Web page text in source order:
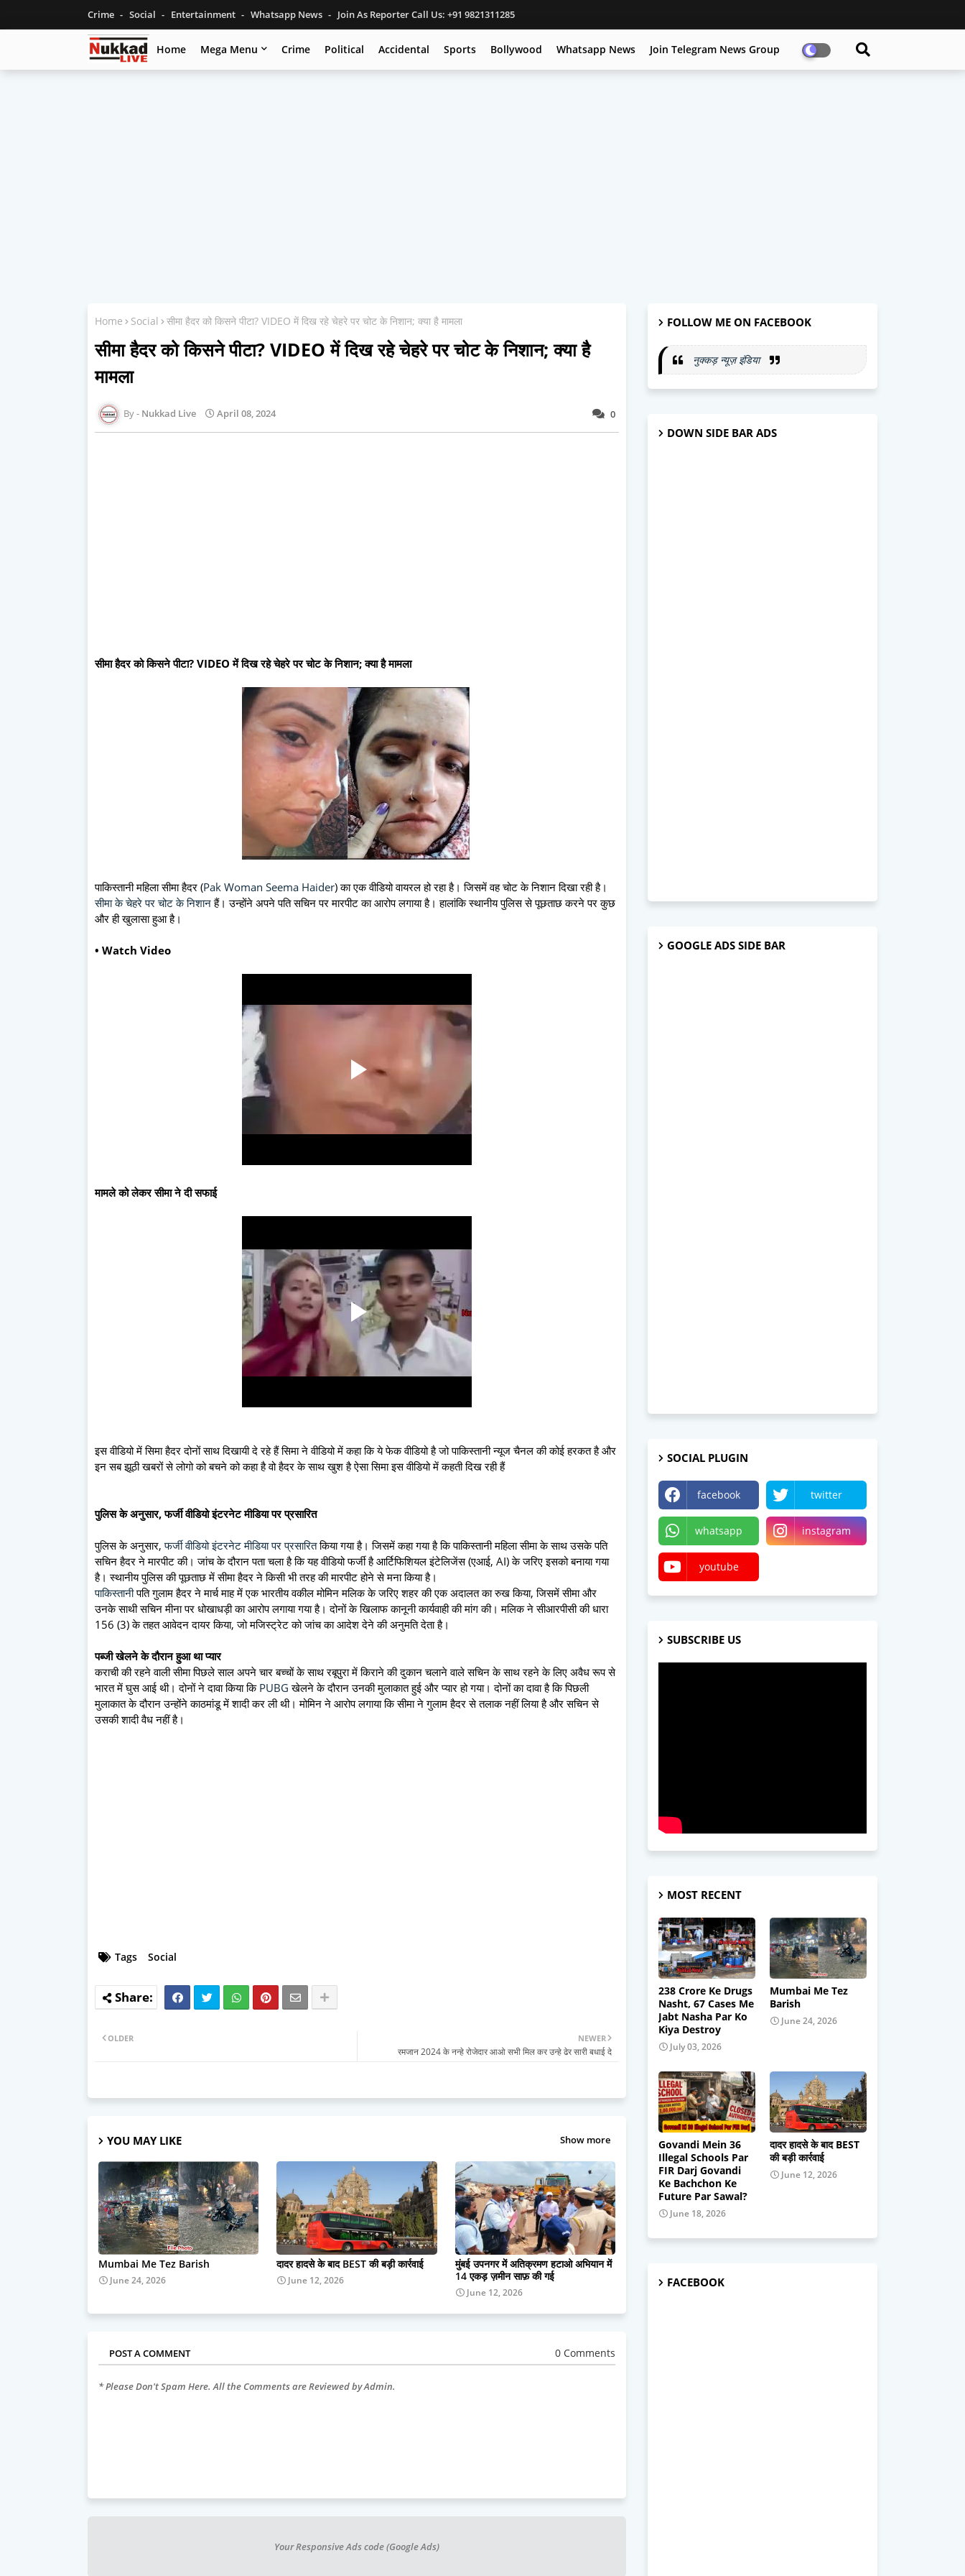
Crime Social Entertainment Whatsapp News Join As Reporter Call Us: +91 9821311285
Home Mega Menu Crime Political Accidental Sports Bollywood Whatsapp News Join Telegram News Group
Home Social सीमा हैदर को किसने पीटा? VIDEO में दिख रहे चेहरे पर चोट के निशान; क्या है मामला
सीमा हैदर को किसने पीटा? VIDEO में दिख रहे चेहरे पर चोट के निशान; क्या है
मामला
0
Nukkad Live April 08, 2024
सीमा हैदर को किसने पीटा? VIDEO में दिख रहे चेहरे पर चोट के निशान; क्या है मामला
पाकिस्तानी महिला सीमा हैदर (Pak Woman Seema Haider) का एक वीडियो वायरल हो रहा है। जिसमें वह चोट के निशान दिखा रही है।
सीमा के चेहरे पर चोट के निशानहैं। उन्होंने अपने पति सचिन पर मारपीट का आरोप लगाया है। हालांकि स्थानीय पुलिस से पूछताछ करने पर कुछ
और ही खुलासा हुआ है।
• Watch Video
मामले को लेकर सीमा ने दी सफाई
इस वीडियो में सिमा हैदर दोनों साथ दिखायी दे रहे हैं सिमा ने वीडियो में कहा कि ये फेक वीडियो है जो पाकिस्तानी न्यूज चैनल की कोई हरकत है और
इन सब झूठी खबरों से लोगो को बचने को कहा है वो हैदर के साथ खुश है ऐसा सिमा इस वीडियो में कहती दिख रही हैं
पुलिस के अनुसार, फर्जी वीडियो इंटरनेट मीडिया पर प्रसारित
पुलिस के अनुसार,फर्जी वीडियो इंटरनेट मीडिया पर प्रसारितकिया गया है। जिसमें कहा गया है कि पाकिस्तानी महिला सीमा के साथ उसके पति
सचिन हैदर ने मारपीट की। जांच के दौरान पता चला है कि यह वीडियो फर्जी है आर्टिफिशियल इंटेलिजेंस (एआई, AI) के जरिए इसको बनाया गया
है। स्थानीय पुलिस की पूछताछ में सीमा हैदर ने किसी भी तरह की मारपीट होने से मना किया है।
पाकिस्तानीपति गुलाम हैदर ने मार्च माह में एक भारतीय वकील मोमिन मलिक के जरिए शहर की एक अदालत का रुख किया, जिसमें सीमा और
उनके साथी सचिन मीना पर धोखाधड़ी का आरोप लगाया गया है। दोनों के खिलाफ कानूनी कार्यवाही की मांग की। मलिक ने सीआरपीसी की धारा
156 (3) के तहत आवेदन दायर किया, जो मजिस्ट्रेट को जांच का आदेश देने की अनुमति देता है।
पब्जी खेलने के दौरान हुआ था प्यार
कराची की रहने वाली सीमा पिछले साल अपने चार बच्चों के साथ रबूपुरा में किराने की दुकान चलाने वाले सचिन के साथ रहने के लिए अवैध रूप से
भारत में घुस आई थी। दोनों ने दावा किया कि PUBG खेलने के दौरान उनकी मुलाकात हुई और प्यार हो गया। दोनों का दावा है कि पिछली
मुलाकात के दौरान उन्होंने काठमांडू में शादी कर ली थी। मोमिन ने आरोप लगाया कि सीमा ने गुलाम हैदर से तलाक नहीं लिया है और सचिन से
उसकी शादी वैध नहीं है।
Tags Social
NEWER
रमजान 2024 के नन्हे रोजेदार आओ सभी मिल कर उन्हे ढेर सारी बधाई दे
OLDER
YOU MAY LIKE Show more
Mumbai Me Tez Barish
June 24, 2026
दादर हादसे के बाद BEST की बड़ी कार्रवाई
June 12, 2026
मुंबई उपनगर में अतिक्रमण हटाओ अभियान में
14 एकड़ ज़मीन साफ़ की गई
June 12, 2026
POST A COMMENT 0 Comments
* Please Don't Spam Here. All the Comments are Reviewed by Admin.
Your Responsive Ads code (Google Ads)
FOLLOW ME ON FACEBOOK
नुक्कड़ न्यूज़ इंडिया
DOWN SIDE BAR ADS
GOOGLE ADS SIDE BAR
SOCIAL PLUGIN
facebook twitter
whatsapp instagram
youtube
SUBSCRIBE US
MOST RECENT
238 Crore Ke Drugs
Nasht, 67 Cases Me
Jabt Nasha Par Ko
Kiya Destroy
July 03, 2026
Mumbai Me Tez
Barish
June 24, 2026
Govandi Mein 36
Illegal Schools Par
FIR Darj Govandi
Ke Bachchon Ke
Future Par Sawal?
June 18, 2026
दादर हादसे के बाद BEST
की बड़ी कार्रवाई
June 12, 2026
FACEBOOK